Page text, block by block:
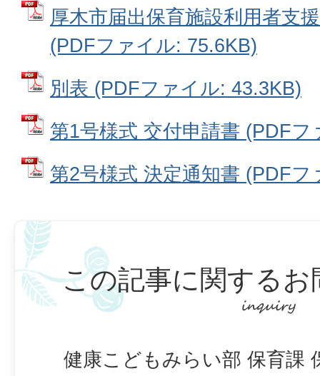
厚木市届出保育施設利用者支
(PDFファイル: 75.6KB)
別表 (PDFファイル: 43.3KB)
第1号様式 交付申請書 (PDF
第2号様式 決定通知書 (PDF
この記事に関するお
健康こどもみらい部 保育課